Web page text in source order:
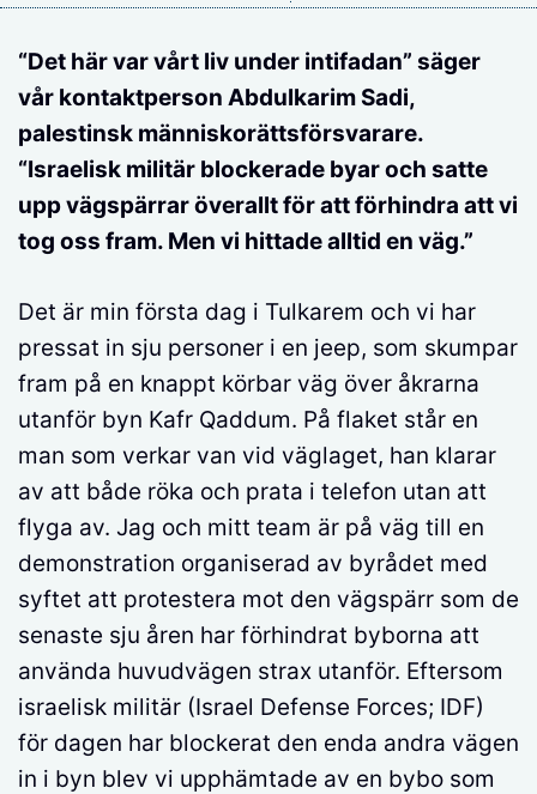
“Det här var vårt liv under intifadan” säger
vår kontaktperson Abdulkarim Sadi,
palestinsk människorättsförsvarare.
“Israelisk militär blockerade byar och satte
upp vägspärrar överallt för att förhindra att vi
tog oss fram. Men vi hittade alltid en väg.”
Det är min första dag i Tulkarem och vi har
pressat in sju personer i en jeep, som skumpar
fram på en knappt körbar väg över åkrarna
utanför byn Kafr Qaddum. På flaket står en
man som verkar van vid väglaget, han klarar
av att både röka och prata i telefon utan att
flyga av. Jag och mitt team är på väg till en
demonstration organiserad av byrådet med
syftet att protestera mot den vägspärr som de
senaste sju åren har förhindrat byborna att
använda huvudvägen strax utanför. Eftersom
israelisk militär (Israel Defense Forces; IDF)
för dagen har blockerat den enda andra vägen
in i byn blev vi upphämtade av en bybo som